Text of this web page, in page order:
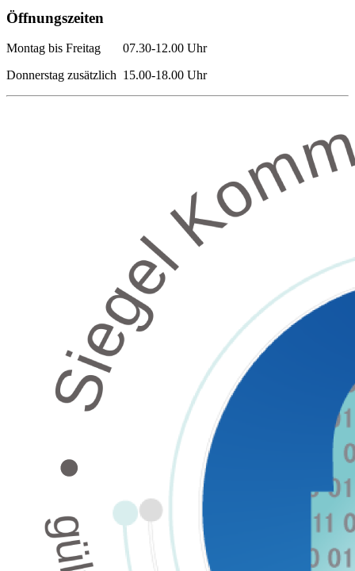
Öffnungszeiten
Montag bis Freitag 07.30-12.00 Uhr
Donnerstag zusätzlich 15.00-18.00 Uhr